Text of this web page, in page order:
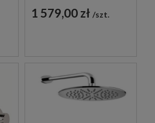
BATERIA WANNOWA
1 579,00 zł szt.